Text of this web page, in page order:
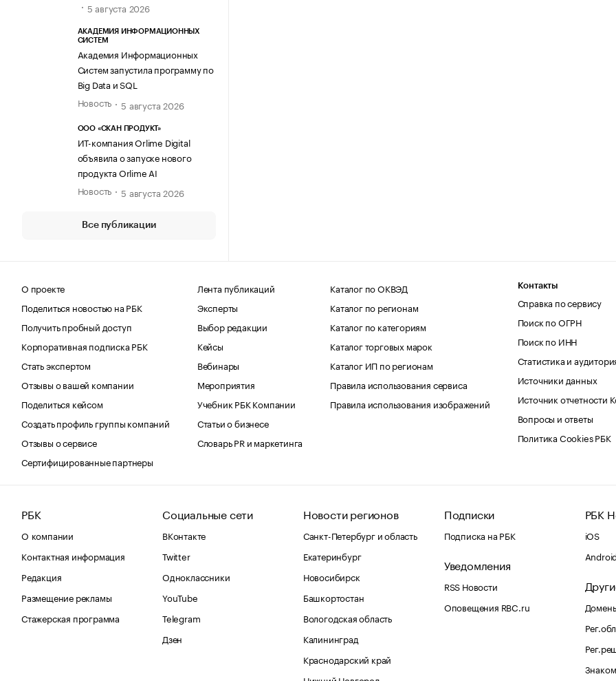
5 августа 2026
АКАДЕМИЯ ИНФОРМАЦИОННЫХ
СИСТЕМ
Академия Информационных
Систем запустила программу по
Big Data и SQL
Новость
5 августа 2026
ООО «СКАН ПРОДУКТ»
ИТ-компания Orlime Digital
объявила о запуске нового
продукта Orlime AI
Новость
5 августа 2026
Все публикации
О проекте
Поделиться новостью на РБК
Получить пробный доступ
Корпоративная подписка РБК
Стать экспертом
Отзывы о вашей компании
Поделиться кейсом
Создать профиль группы компаний
Отзывы о сервисе
Сертифицированные партнеры
Лента публикаций
Эксперты
Выбор редакции
Кейсы
Вебинары
Мероприятия
Учебник РБК Компании
Статьи о бизнесе
Словарь PR и маркетинга
Каталог по ОКВЭД
Каталог по регионам
Каталог по категориям
Каталог торговых марок
Каталог ИП по регионам
Правила использования сервиса
Правила использования изображений
Контакты
Справка по сервису
Поиск по ОГРН
Поиск по ИНН
Статистика и
Источники данных
Источник отчетности
Вопросы и ответы
Политика Cookies РБК
РБК
О компании
Контактная информация
Редакция
Размещение рекламы
Стажерская программа
Социальные сети
ВКонтакте
Twitter
Одноклассники
YouTube
Telegram
Дзен
Новости регионов
Санкт-Петербург и область
Екатеринбург
Новосибирск
Башкортостан
Вологодская область
Калининград
Краснодарский край
Подписки
Подписка на РБК
Уведомления
RSS Новости
Оповещения RBC.ru
РБК
iOS